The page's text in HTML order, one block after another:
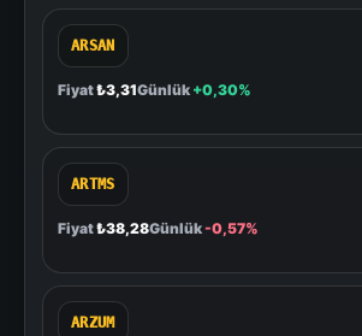
ARSAN
Fiyat₺3,31Günlük +0,30%
ARTMS
Fiyat₺38,28Günlük-0,57%
ARZUM